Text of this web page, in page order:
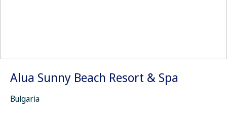
Alua Sunny Beach Resort & Spa
Bulgaria